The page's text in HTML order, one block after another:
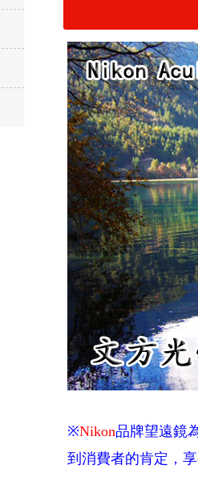
※Nikon品牌望遠鏡
到消費者的肯定，